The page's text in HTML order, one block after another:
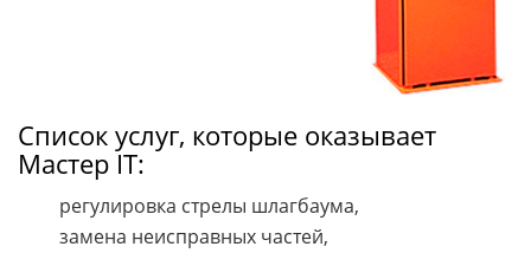
Список услуг, которые оказывает
Мастер IT:
регулировка стрелы шлагбаума,
замена неисправных частей,